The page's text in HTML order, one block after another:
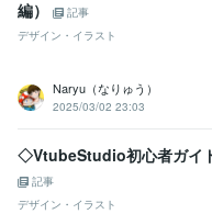
編）
記事
デザイン・イラスト
Naryu（なりゅう）
2025/03/02 23:03
◇VtubeStudio初心者ガイ
記事
デザイン・イラスト